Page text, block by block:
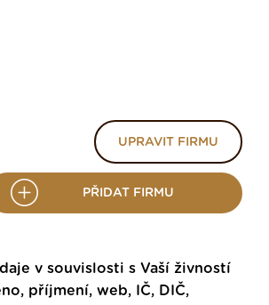
UPRAVIT FIRMU
PŘIDAT FIRMU
v souvislosti s Vaší živností
příjmení, web, IČ, DIČ,